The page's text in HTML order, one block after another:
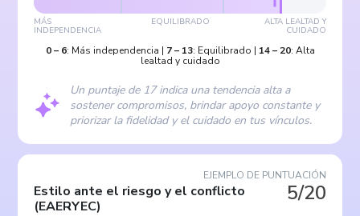
MÁS
INDEPENDENCIA
EQUILIBRADO ALTA LEALTAD Y
CUIDADO
0– 6: Más independencia | 7– 13: Equilibrado | 14– 20: Alta
lealtad y cuidado
Un puntaje de 17 indica una tendencia alta a
sostener compromisos, brindar apoyo constante y
priorizar la fidelidad y el cuidado en tus vínculos.
EJEMPLO DE PUNTUACIÓN
5/20
Estilo ante el riesgo y el conflicto
(EAERYEC)